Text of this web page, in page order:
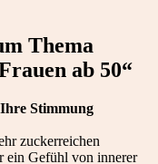
Thema
ab 50“
Stimmung
zuckerreichen
ein Gefühl von innerer